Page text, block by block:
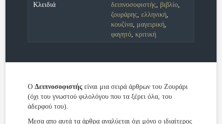
Κλειδιά
δειπνοσοφιστής, βιβλίο,
ζουράρης, ελληνική,
κουζίνα, μαγειρική,
φαγητό, κριτική
OΔειπνοσοφιστής είναι μια σειρά άρθρων του Ζουράρι
(όχι του γνωστού φιλολόγου που τα ξέρει όλα, του
άδερφού του).
Μεσα απο αυτά τα άρθρα αναλύεται όχι μόνο ο ιδιαίτερος